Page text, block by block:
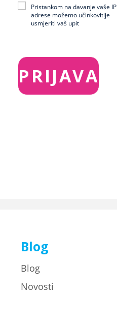
Pristankom na davanje vaše IP
adrese možemo učinkovitije
usmjeriti vaš upit
Blog
Blog
Novosti